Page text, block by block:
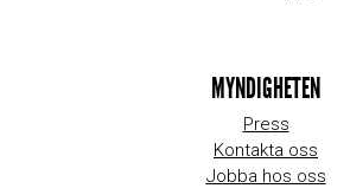
MYNDIGHETEN
Press
Kontakta oss
Jobba hos oss